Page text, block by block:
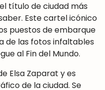
título de ciudad más
Este cartel icónico
puestos de embarque
de las fotos infaltables
al Fin del Mundo.
Elsa Zaparat y es
de la ciudad. Se